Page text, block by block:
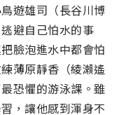
遊雄司（長谷川博
避自己怕水的事
臉泡進水中都會怕
薄原靜香（綾瀨遙
恐懼的游泳課。雖
，讓他感到渾身不